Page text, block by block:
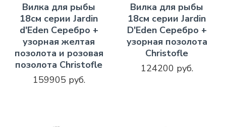
Вилка для рыбы
18см серии Jardin
d'Eden Серебро +
узорная желтая
позолота и розовая
позолота Christofle
159905 руб.
Вилка для рыбы
18см серии Jardin
D'Eden Серебро +
узорная позолота
Christofle
124200 руб.